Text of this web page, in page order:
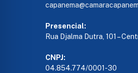
Presencial:
Rua Djalma Dutra, 101 –
CNPJ:
04.854.774/0001-30